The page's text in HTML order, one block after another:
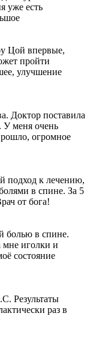
уже есть
Цой впервые,
пройти
улучшение
Доктор поставила
У меня очень
огромное
подход к лечению,
в спине. За 5
от бога!
болью в спине.
мне иголки и
состояние
Результаты
раз в